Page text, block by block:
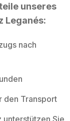
unseres
Leganés:
nach
den Transport
unterstützen Sie